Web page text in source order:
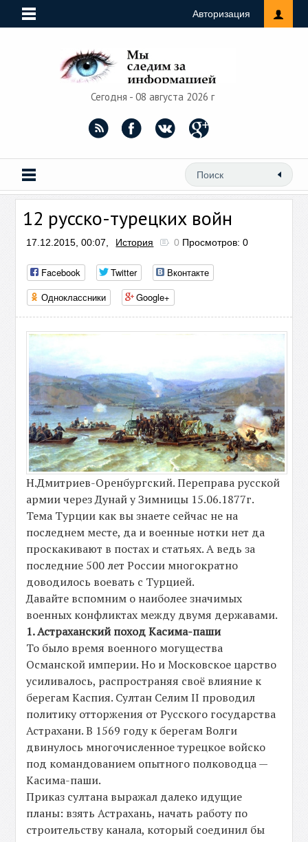
Авторизация
Сегодня - 08 августа 2026 г
12 русско-турецких войн
17.12.2015, 00:07, История 0 Просмотров: 0
Facebook Twitter
Вконтакте
Одноклассники
Google+
Н.Дмитриев-Оренбургский. Переправа русской
армии через Дунай у Зимницы 15.06.1877г.
Тема Турции как вы знаете сейчас не на
последнем месте, да и военные нотки нет да
проскакивают в постах и статьях. А ведь за
последние 500 лет России многократно
доводилось воевать с Турцией.
Давайте вспомним о наиболее значимых
военных конфликтах между двумя державами.
1. Астраханский поход Касима-паши
То было время военного могущества
Османской империи. Но и Московское царство
усиливалось, распространяя своё влияние к
берегам Каспия. Султан Селим II проводил
политику отторжения от Русского государства
Астрахани. В 1569 году к берегам Волги
двинулось многочисленное турецкое войско
под командованием опытного полководца —
Касима-паши.
Приказ султана выражал далеко идущие
планы: взять Астрахань, начать работу по
строительству канала, который соединил бы